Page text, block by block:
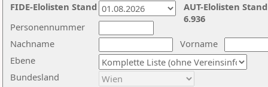
Nachname
Vorname
Ebene
Personennummer
Bundesland
AUT-Elolisten
6.936
FIDE-Elolisten Stand